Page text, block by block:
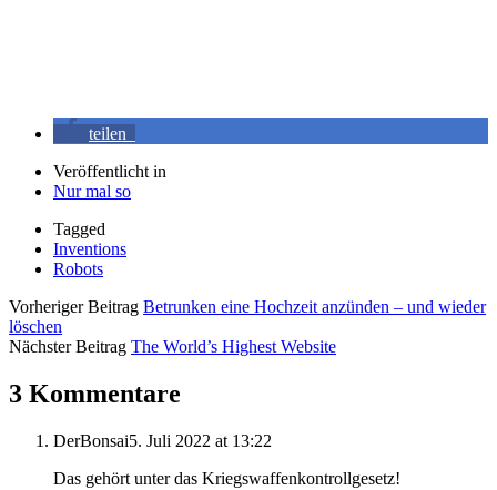
teilen
Veröffentlicht in
Nur mal so
Tagged
Inventions
Robots
Vorheriger Beitrag Betrunken eine Hochzeit anzünden – und wieder
löschen
Nächster Beitrag The World’s Highest Website
3 Kommentare
DerBonsai5. Juli 2022 at 13:22
Das gehört unter das Kriegswaffenkontrollgesetz!